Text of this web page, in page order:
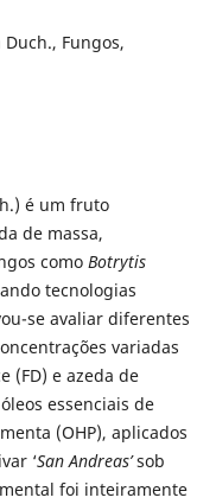
Fungos,
é um fruto
de massa,
como Botrytis
tecnologias
se avaliar diferentes
variadas
(FD) e azeda de
essenciais de
(OHP), aplicados
‘San Andreas’sob
foi inteiramente